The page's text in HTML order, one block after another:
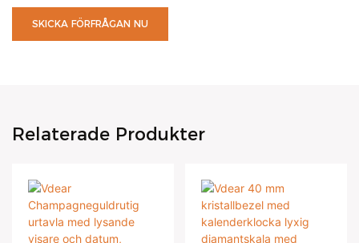
SKICKA FÖRFRÅGAN NU
Relaterade Produkter